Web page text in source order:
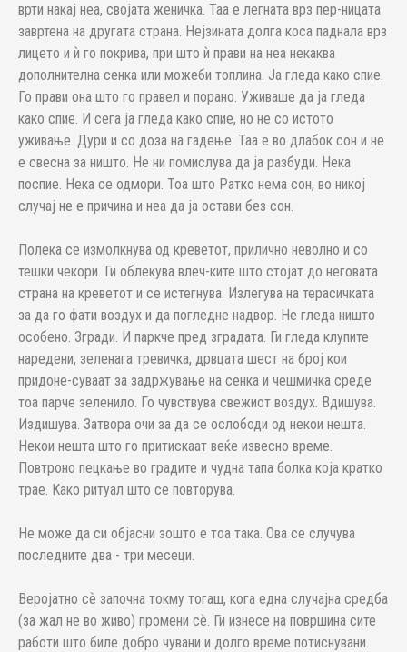
врти накај неа, својата женичка. Таа е легната врз пер-ницата
завртена на другата страна. Нејзината долга коса паднала врз
лицето и ѝ го покрива, при што ѝ прави на неа некаква
дополнителна сенка или можеби топлина. Ја гледа како спие.
Го прави она што го правел и порано. Уживаше да ја гледа
како спие. И сега ја гледа како спие, но не со истото
уживање. Дури и со доза на гадење. Таа е во длабок сон и не
е свесна за ништо. Не ни помислува да ја разбуди. Нека
поспие. Нека се одмори. Тоа што Ратко нема сон, во никој
случај не е причина и неа да ја остави без сон.
Полека се измолкнува од креветот, прилично неволно и со
тешки чекори. Ги облекува влеч-ките што стојат до неговата
страна на креветот и се истегнува. Излегува на терасичката
за да го фати воздух и да погледне надвор. Не гледа ништо
особено. Згради. И паркче пред зградата. Ги гледа клупите
наредени, зеленага тревичка, дрвцата шест на број кои
придоне-суваат за задржување на сенка и чешмичка среде
тоа парче зеленило. Го чувствува свежиот воздух. Вдишува.
Издишува. Затвора очи за да се ослободи од некои нешта.
Некои нешта што го притискаат веќе извесно време.
Повтроно пецкање во градите и чудна тапа болка која кратко
трае. Како ритуал што се повторува.
Не може да си објасни зошто е тоа така. Ова се случува
последните два - три месеци.
Веројатно сѐ започна токму тогаш, кога една случајна средба
(за жал не во живо) промени сѐ. Ги изнесе на површина сите
работи што биле добро чувани и долго време потиснувани.